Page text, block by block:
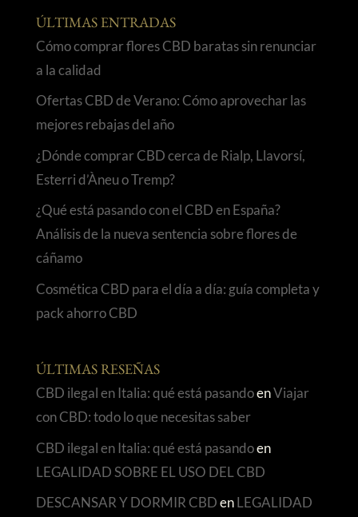
ÚLTIMAS ENTRADAS
Cómo comprar flores CBD baratas sin renunciar
a la calidad
Ofertas CBD de Verano: Cómo aprovechar las
mejores rebajas del año
¿Dónde comprar CBD cerca de Rialp, Llavorsí,
Esterri d’Àneu o Tremp?
¿Qué está pasando con el CBD en España?
Análisis de la nueva sentencia sobre flores de
cáñamo
Cosmética CBD para el día a día: guía completa y
pack ahorro CBD
ÚLTIMAS RESEÑAS
CBD ilegal en Italia: qué está pasandoenViajar
con CBD: todo lo que necesitas saber
CBD ilegal en Italia: qué está pasandoen
LEGALIDAD SOBRE EL USO DEL CBD
DESCANSAR Y DORMIR CBDenLEGALIDAD